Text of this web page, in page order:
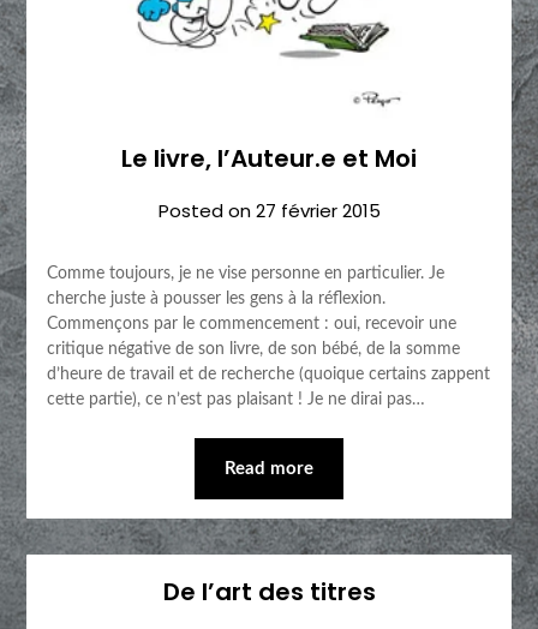
Le livre, l’Auteur.e et Moi
Posted on27 février 2015
Comme toujours, je ne vise personne en particulier. Je
cherche juste à pousser les gens à la réflexion.
Commençons par le commencement : oui, recevoir une
critique négative de son livre, de son bébé, de la somme
d’heure de travail et de recherche (quoique certains zappent
cette partie), ce n’est pas plaisant ! Je ne dirai pas…
Read more
De l’art des titres